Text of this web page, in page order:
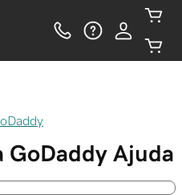
GoDaddy Ajuda